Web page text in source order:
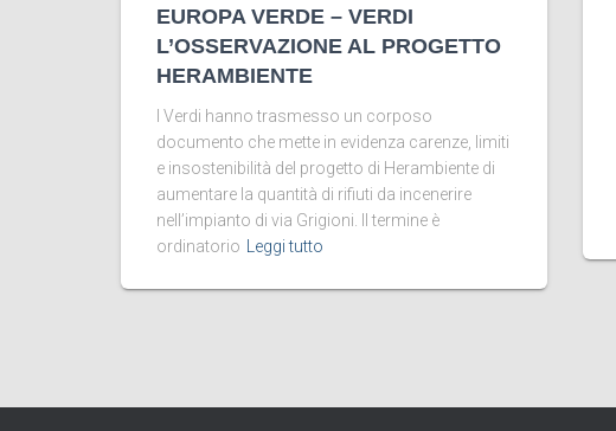
EUROPA VERDE – VERDI
L’OSSERVAZIONE AL PROGETTO
HERAMBIENTE
I Verdi hanno trasmesso un corposo
documento che mette in evidenza carenze, limiti
e insostenibilità del progetto di Herambiente di
aumentare la quantità di rifiuti da incenerire
nell’impianto di via Grigioni. Il termine è
ordinatorio
Leggi tutto